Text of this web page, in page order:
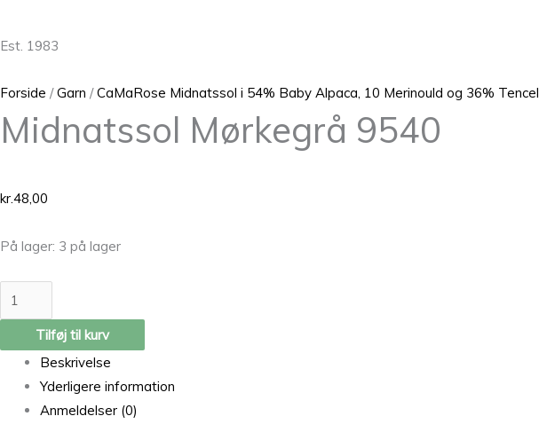
Est. 1983
Forside /Garn /CaMaRose Midnatssol i 54% Baby Alpaca, 10 Merinould og 36% Tencel.
Midnatssol Mørkegrå 9540
kr.48,00
På lager: 3 på lager
Tilføj til kurv
Beskrivelse
Yderligere information
Anmeldelser (0)